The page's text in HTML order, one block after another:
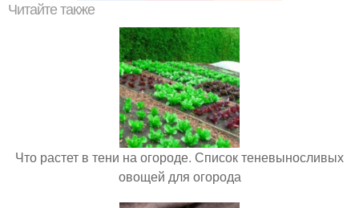
Читайте также
Что растет в тени на огороде. Список теневыносливых
овощей для огорода